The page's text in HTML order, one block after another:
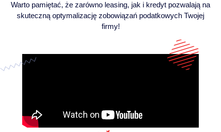
Warto pamiętać, że zarówno leasing, jak i kredyt pozwalają na
skuteczną optymalizację zobowiązań podatkowych Twojej
firmy!